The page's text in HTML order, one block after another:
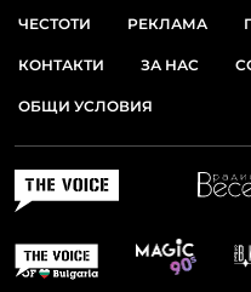
ЧЕСТОТИ РЕКЛАМА
КОНТАКТИ ЗА НАС
ОБЩИ УСЛОВИЯ